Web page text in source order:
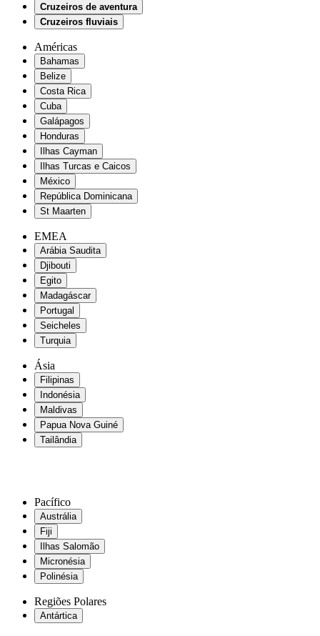
Cruzeiros de aventura
Cruzeiros fluviais
Américas
Bahamas
Belize
Costa Rica
Cuba
Galápagos
Honduras
Ilhas Cayman
Ilhas Turcas e Caicos
México
República Dominicana
St Maarten
EMEA
Arábia Saudita
Djibouti
Egito
Madagáscar
Portugal
Seicheles
Turquia
Ásia
Filipinas
Indonésia
Maldivas
Papua Nova Guiné
Tailândia
Pacífico
Austrália
Fiji
Ilhas Salomão
Micronésia
Polinésia
Regiões Polares
Antártica